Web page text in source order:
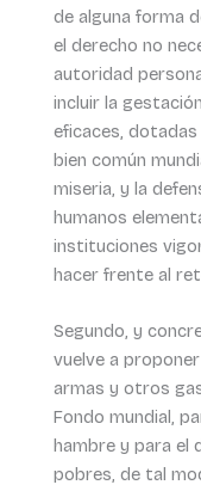
de alguna forma
el derecho no
autoridad
incluir la
eficaces,
bien común
miseria, y la
humanos
instituciones
hacer frente al
Segundo, y
vuelve a
armas y otros
Fondo mundial,
hambre y para el
pobres, de tal